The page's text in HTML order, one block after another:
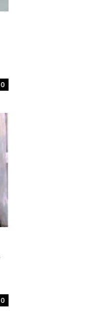
0
0